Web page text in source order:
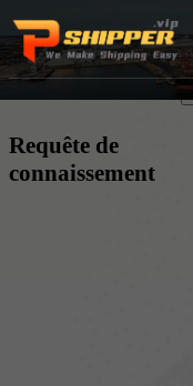
Requête de
connaissement